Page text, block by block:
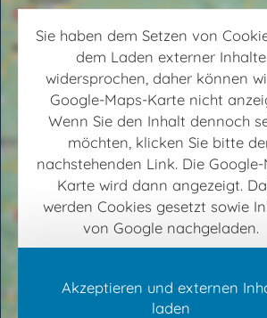
Sie haben dem Setzen von
dem Laden externer Inhalte
widersprochen, daher können
Google-Maps-Karte nicht
Wenn Sie den Inhalt dennoch
möchten, klicken Sie bitte
nachstehenden Link. Die
Karte wird dann angezeigt.
werden Cookies gesetzt sowie
von Google nachgeladen.
Akzeptieren und externen
laden